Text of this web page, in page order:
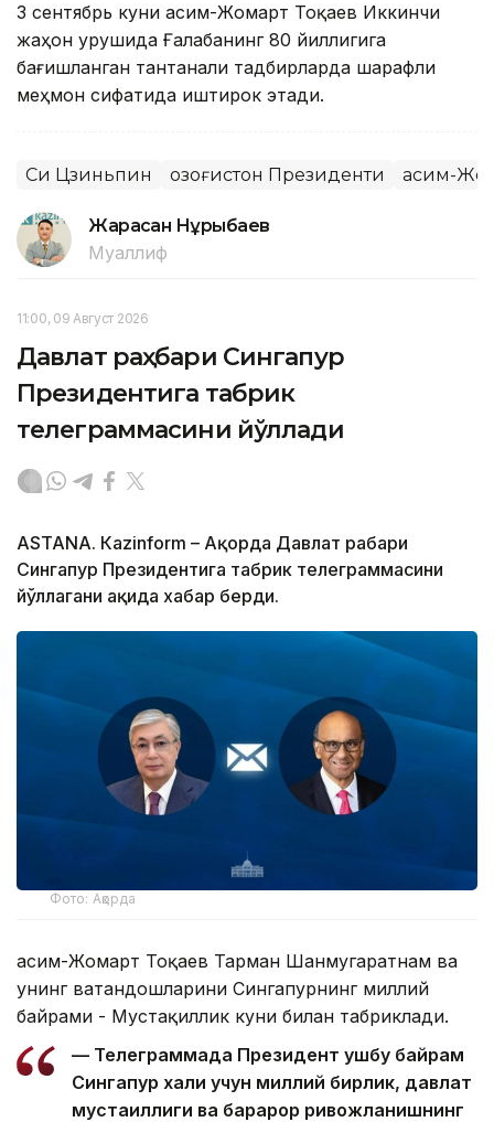
3 сентябрь куни Қасим-Жомарт Тоқаев Иккинчи
жаҳон урушида Ғалабанинг 80 йиллигига
бағишланган тантанали тадбирларда шарафли
меҳмон сифатида иштирок этади.
Си Цзиньпин Қозоғистон Президенти Қасим-
Жарасқан Нұрыбаев
Муаллиф
11:00, 09 Август 2026
Давлат раҳбари Сингапур
Президентига табрик
телеграммасини йўллади
ASTANА. Кazinform – Ақорда Давлат раҳбари
Сингапур Президентига табрик телеграммасини
йўллагани ҳақида хабар берди.
Фото: Ақорда
Қасим-Жомарт Тоқаев Тарман Шанмугаратнам ва
унинг ватандошларини Сингапурнинг миллий
байрами - Мустақиллик куни билан табриклади.
— Телеграммада Президент ушбу байрам
Сингапур халқи учун миллий бирлик, давлат
мустақиллиги ва барқарор ривожланишнинг